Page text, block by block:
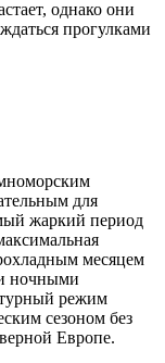
однако они
прогулками
для
жаркий период
месяцем
ночными
режим
сезоном без
Европе.